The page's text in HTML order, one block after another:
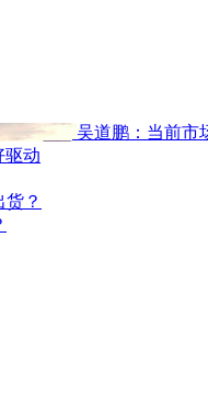
吴道鹏：当前市
驱动
？